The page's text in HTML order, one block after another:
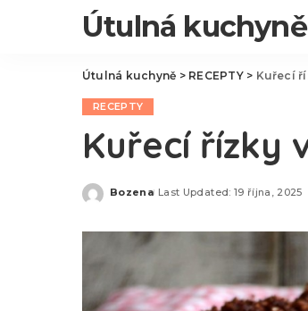
Útulná kuchyně
Útulná kuchyně > RECEPTY> Kuřecí
RECEPTY
Kuřecí řízky
Posted
Bozena Last Updated: 19 října, 2025